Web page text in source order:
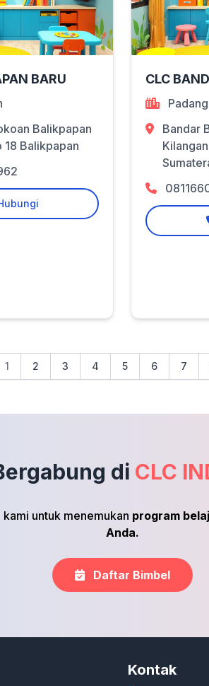
BARU
Balikpapan
18 Balikpapan
CLC
Padang
Bandar
1 2 3 4 5 6 7
di CLC
untuk menemukan program
Anda.
Daftar Bimbel
Kontak